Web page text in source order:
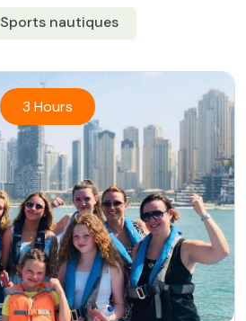
Sports nautiques
3 Hours